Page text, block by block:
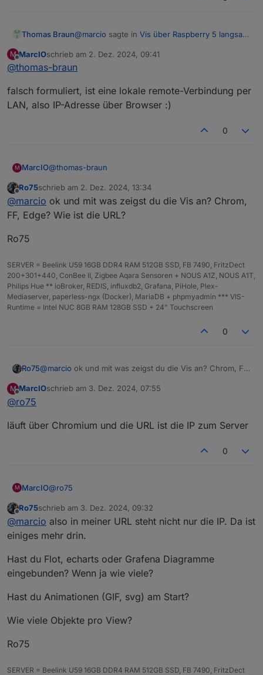
Thomas Braun@marcio sagte in Vis über Raspberry 5 langsam
Per RDP/VNC?
Lass das doch sein und mach eine http-
Verbindung zur vis auf
M
Offline
MarcIOschrieb am 2. Dez. 2024, 09:41
zuletzt editiert von
@thomas-braun
falsch formuliert, ist eine lokale remote-Verbindung per
LAN, also IP-Adresse über Browser :)
0
M MarcIO@thomas-braun
falsch formuliert, ist eine lokale remote-Verbindung
per LAN, also IP-Adresse über Browser :)
Offline
Ro75schrieb am 2. Dez. 2024, 13:34
zuletzt editiert von
@marcio ok und mit was zeigst du die Vis an? Chrom,
FF, Edge? Wie ist die URL?
Ro75
SERVER = Beelink U59 16GB DDR4 RAM 512GB SSD, FB 7490, FritzDect
200+301+440, ConBee II, Zigbee Aqara Sensoren + NOUS A1Z, NOUS A1T,
Philips Hue ** ioBroker, REDIS, influxdb2, Grafana, PiHole, Plex-
Mediaserver, paperless-ngx (Docker), MariaDB + phpmyadmin *** VIS-
Runtime = Intel NUC 8GB RAM 128GB SSD + 24" Touchscreen
0
Ro75@marcio ok und mit was zeigst du die Vis an? Chrom, FF,
Ro75
M
Offline
MarcIOschrieb am 3. Dez. 2024, 07:55
zuletzt editiert von
@ro75
läuft über Chromium und die URL ist die IP zum Server
0
M MarcIO@ro75
läuft über Chromium und die URL ist die IP zum Server
Offline
Ro75schrieb am 3. Dez. 2024, 09:32
zuletzt editiert von
@marcio also in meiner URL steht nicht nur die IP. Da ist
einiges mehr drin.
Hast du Flot, echarts oder Grafena Diagramme
eingebunden? Wenn ja wie viele?
Hast du Animationen (GIF, svg) am Start?
Wie viele Objekte pro View?
Ro75
SERVER = Beelink U59 16GB DDR4 RAM 512GB SSD, FB 7490, FritzDect